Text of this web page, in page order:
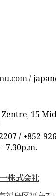
/
Zentre, 15
/ +852-
7.30p.m.
株式会社